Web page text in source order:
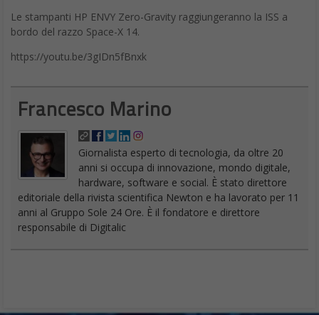
Le stampanti HP ENVY Zero-Gravity raggiungeranno la ISS a
bordo del razzo Space-X 14.
https://youtu.be/3gIDn5fBnxk
Francesco Marino
Giornalista esperto di tecnologia, da oltre 20
anni si occupa di innovazione, mondo digitale,
hardware, software e social. È stato direttore
editoriale della rivista scientifica Newton e ha lavorato per 11
anni al Gruppo Sole 24 Ore. È il fondatore e direttore
responsabile di Digitalic